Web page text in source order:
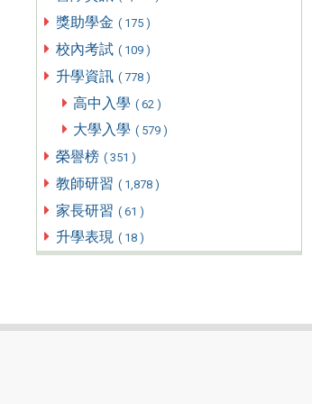
獎助學金 ( 175 )
校內考試 ( 109 )
升學資訊 ( 778 )
高中入學 ( 62 )
大學入學 ( 579 )
榮譽榜 ( 351 )
教師研習 ( 1,878 )
家長研習 ( 61 )
升學表現 ( 18 )